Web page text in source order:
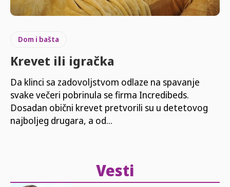
Dom i bašta
Krevet ili igračka
Da klinci sa zadovoljstvom odlaze na spavanje
svake večeri pobrinula se firma Incredibeds.
Dosadan obični krevet pretvorili su u detetovog
najboljeg drugara, a od...
Vesti